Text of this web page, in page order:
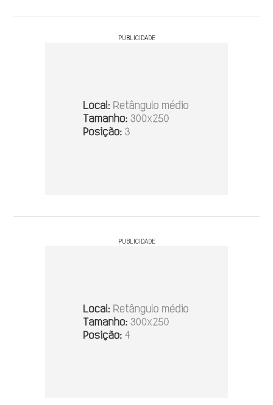
PUBLICIDADE
PUBLICIDADE